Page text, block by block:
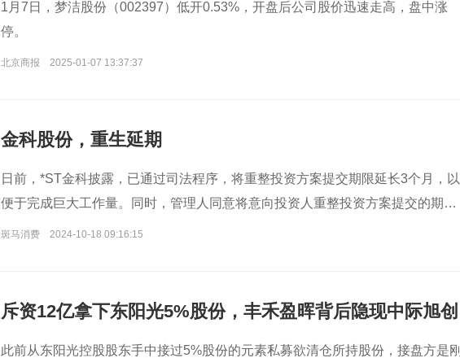
1月7日，梦洁股份（002397）低开0.53%，开盘后公司股价迅速走高，盘中涨
停。
北京商报 2025-01-07 13:37:37
金科股份，重生延期
日前，*ST金科披露，已通过司法程序，将重整投资方案提交期限延长3个月，以
便于完成巨大工作量。同时，管理人同意将意向投资人重整投资方案提交的期限
延至11月8日。
斑马消费 2024-10-18 09:16:15
斥资12亿拿下东阳光5%股份，丰禾盈晖背后隐现中际旭创
董事长刘圣
此前从东阳光控股股东手中接过5%股份的元素私募欲清仓所持股份，接盘方是刚